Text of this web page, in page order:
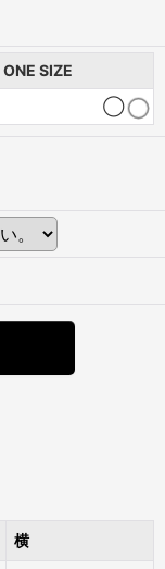
ONE SIZE
◯
横